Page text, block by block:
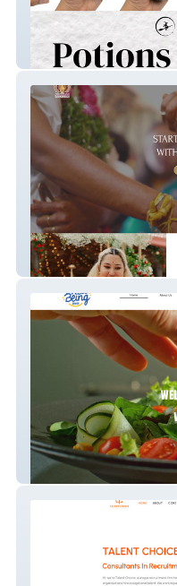
WOODOO
Shaadi Safari
Well Being Diets